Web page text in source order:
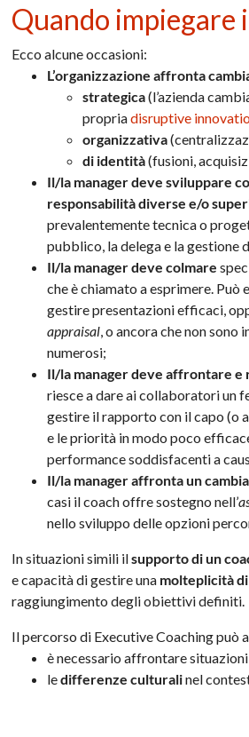
Quando impiegare
Ecco alcune occasioni:
L’organizzazione affronta
strategica(l’azienda
propriadisruptive
organizzativa
di identità(fusioni,
Il/la manager deve sviluppare
responsabilità diverse e/o
prevalentemente tecnica o
pubblico, la delega e la gestione
Il/la manager deve colmare
che è chiamato a esprimere. Può
gestire presentazioni efficaci,
appraisal, o ancora che non
numerosi;
Il/la manager deve affrontare
riesce a dare ai collaboratori un
gestire il rapporto con il capo (o
e le priorità in modo poco
performance soddisfacenti a
Il/la manager affronta un
casi il coach offre sostegno nell’
nello sviluppo delle opzioni
In situazioni simili ilsupporto di un
e capacità di gestire una molteplicità
raggiungimento degli obiettivi definiti.
Il percorso di Executive Coaching può
è necessario affrontare
ledifferenze culturalinel